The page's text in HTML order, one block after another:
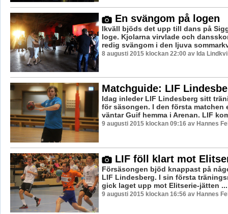
En svängom på logen
Ikväll bjöds det upp till dans på
loge. Kjolarna virvlade och
redig svängom i den ljuva
8 augusti 2015 klockan 22:00 av Ida
Matchguide: LIF
Idag inleder LIF Lindesberg sitt
för säsongen. I den första matchen
väntar Guif hemma i Arenan. LIF
9 augusti 2015 klockan 09:16 av Hannes
LIF föll klart mot
Försäsongen bjöd knappast på
LIF Lindesberg. I sin första
gick laget upp mot Elitserie-jätten ...
9 augusti 2015 klockan 16:56 av Hannes